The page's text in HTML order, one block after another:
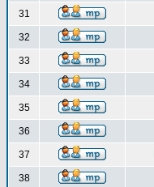
31
32
33
34
35
36
37
38